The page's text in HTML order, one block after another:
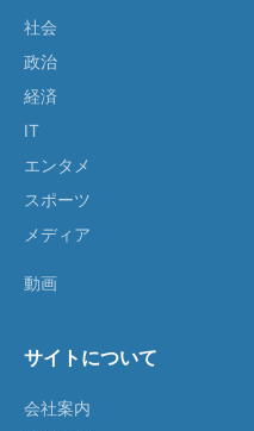
社会
政治
経済
IT
エンタメ
スポーツ
メディア
動画
サイトについて
会社案内